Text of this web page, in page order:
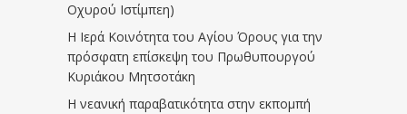
Οχυρού Ιστίμπεη)
Η Ιερά Κοινότητα του Αγίου Όρους για την
πρόσφατη επίσκεψη του Πρωθυπουργού
Κυριάκου Μητσοτάκη
Η νεανική παραβατικότητα στην εκπομπή